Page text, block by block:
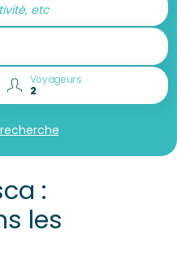
etc
Voyageurs
:
les